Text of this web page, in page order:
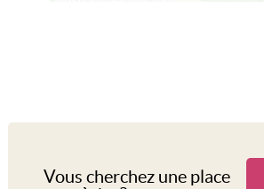
Vous cherchez une place